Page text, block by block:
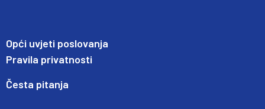
Opći uvjeti poslovanja
Pravila privatnosti
Česta pitanja